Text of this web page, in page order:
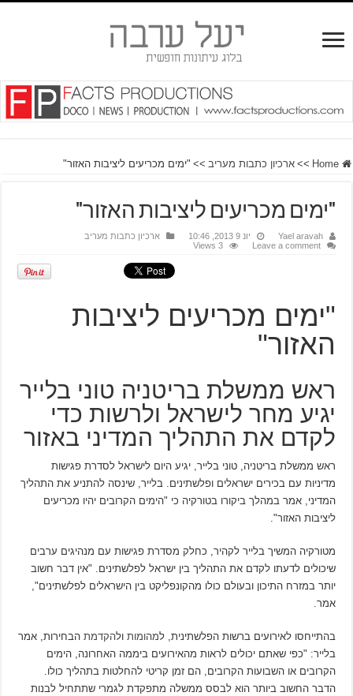
Home
>> ארכיון כתבות מעריב >> "ימים מכריעים ליציבות האזור"
"ימים מכריעים ליציבות האזור"
Yael aravah יונ 9 2013, 10:46
ארכיון כתבות מעריב
Leave a comment
3 Views
"ימים מכריעים ליציבות
האזור"
ראש ממשלת בריטניה טוני בלייר
יגיע מחר לישראל ולרשות כדי
לקדם את התהליך המדיני באזור
ראש ממשלת בריטניה, טוני בלייר, יגיע היום לישראל לסדרת פגישות
מדיניות עם בכירים ישראלים ופלשתינים. בלייר, שינסה להתניע את התהליך
המדיני, אמר במהלך ביקורו בטורקיה כי "הימים הקרובים יהיו מכריעים
ליציבות האזור".
מטורקיה המשיך בלייר לקהיר, כחלק מסדרת פגישות עם מנהיגים ערבים
שיכולים לדעתו לקדם את התהליך בין ישראל לפלשתינים. "אין דבר חשוב
יותר במזרח התיכון ובעולם כולו מהקונפליקט בין הישראלים לפלשתינים",
אמר.
בהתייחסו לאירועים ברשות הפלשתינית, למהומות ולהקדמת הבחירות, אמר
בלייר: "כפי שאתם יכולים לראות מהאירועים ביממה האחרונה, הימים
הקרובים או השבועות הקרובים, הם זמן קריטי להחלטות בתהליך כולו.
הדבר החשוב ביותר הוא לבסס ממשלה מתפקדת לגמרי שתתחיל לבנות